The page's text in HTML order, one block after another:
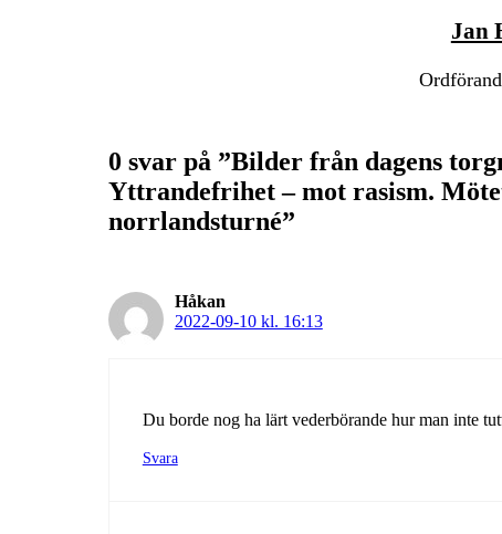
Jan
0 svar på ”Bilder från dagens
Yttrandefrihet – mot rasism.
norrlandsturné”
Håkan
2022-09-10 kl. 16:13
Du borde nog ha lärt vederbörande hur man inte
Svara